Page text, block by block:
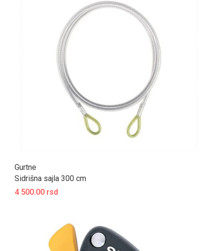
Gurtne
Sidrišna sajla 300 cm
4 500.00 rsd